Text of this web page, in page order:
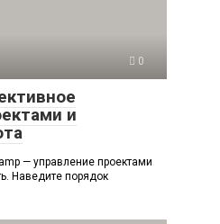
0
и
— управление проектами
Наведите порядок